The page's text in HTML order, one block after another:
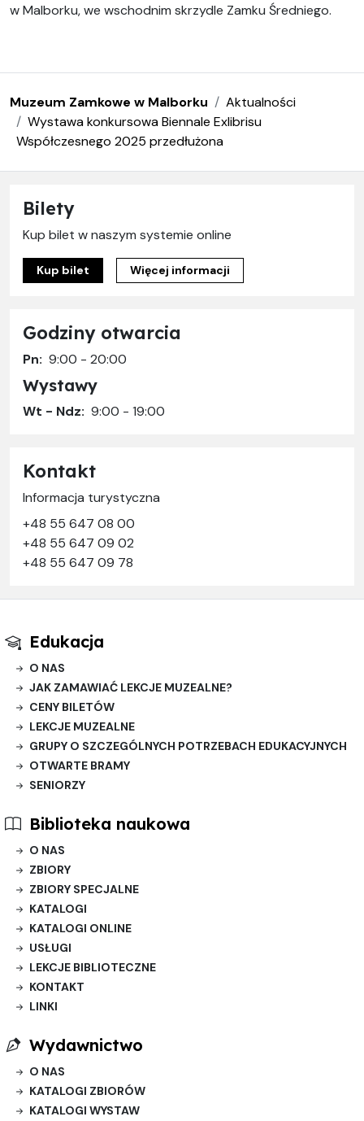
w Malborku, we wschodnim skrzydle Zamku Średniego.
Muzeum Zamkowe w Malborku
Aktualności
Wystawa konkursowa Biennale Exlibrisu
Współczesnego 2025 przedłużona
Bilety
Kup bilet w naszym systemie online
Kup bilet Więcej informacji
Godziny otwarcia
Pn: 9:00 - 20:00
Wystawy
Wt - Ndz: 9:00 - 19:00
Kontakt
Informacja turystyczna
+48 55 647 08 00
+48 55 647 09 02
+48 55 647 09 78
Edukacja
O NAS
JAK ZAMAWIAĆ LEKCJE MUZEALNE?
CENY BILETÓW
LEKCJE MUZEALNE
GRUPY O SZCZEGÓLNYCH POTRZEBACH EDUKACYJNYCH
OTWARTE BRAMY
SENIORZY
Biblioteka naukowa
O NAS
ZBIORY
ZBIORY SPECJALNE
KATALOGI
KATALOGI ONLINE
USŁUGI
LEKCJE BIBLIOTECZNE
KONTAKT
LINKI
Wydawnictwo
O NAS
KATALOGI ZBIORÓW
KATALOGI WYSTAW